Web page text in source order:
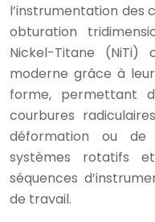
l’instrumentation des
obturation
Nickel-Titane (NiTi)
moderne grâce à
forme, permettant
courbures
déformation ou de
systèmes rotatifs
séquences
de travail.